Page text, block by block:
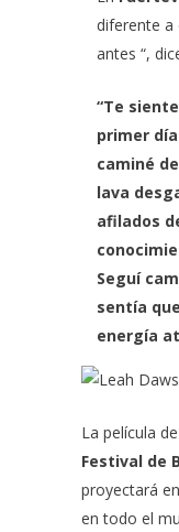
diferente a
antes “,
“Te
primer
caminé
lava
afilados
Seguí
sentía
energía
La película
Festival de
proyectará
en todo el